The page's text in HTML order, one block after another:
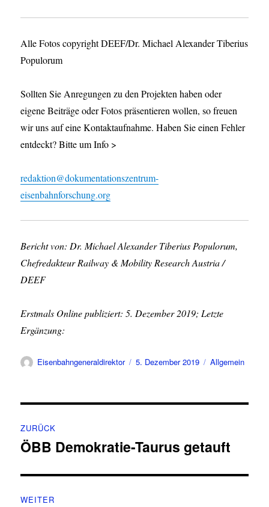
Alle Fotos copyright DEEF/Dr. Michael Alexander Tiberius
Populorum
Sollten Sie Anregungen zu den Projekten haben oder
eigene Beiträge oder Fotos präsentieren wollen, so freuen
wir uns auf eine Kontaktaufnahme. Haben Sie einen Fehler
entdeckt? Bitte um Info >
redaktion@dokumentationszentrum-
eisenbahnforschung.org
Bericht von: Dr. Michael Alexander Tiberius Populorum,
Chefredakteur Railway & Mobility Research Austria /
DEEF
Erstmals Online publiziert: 5. Dezember 2019; Letzte
Ergänzung:
Autor
Eisenbahngeneraldirektor
Veröffentlicht
5. Dezember 2019 Kategorien
Allgemein
ZURÜCK
Vorheriger
ÖBB Demokratie-Taurus getauft
WEITER